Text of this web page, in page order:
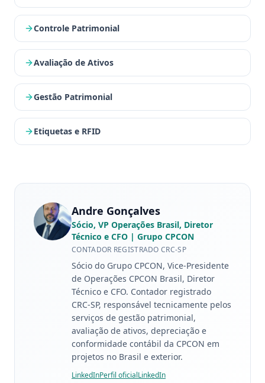
Controle Patrimonial
Avaliação de Ativos
Gestão Patrimonial
Etiquetas e RFID
Andre Gonçalves
Sócio, VP Operações Brasil, Diretor
Técnico e CFO | Grupo CPCON
CONTADOR REGISTRADO CRC-SP
Sócio do Grupo CPCON, Vice-Presidente
de Operações CPCON Brasil, Diretor
Técnico e CFO. Contador registrado
CRC-SP, responsável tecnicamente pelos
serviços de gestão patrimonial,
avaliação de ativos, depreciação e
conformidade contábil da CPCON em
projetos no Brasil e exterior.
LinkedInPerfil oficialLinkedIn